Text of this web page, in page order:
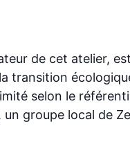
de cet atelier,
transition
selon le
, un groupe local de